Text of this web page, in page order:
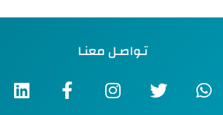
تـواصـل معنـا